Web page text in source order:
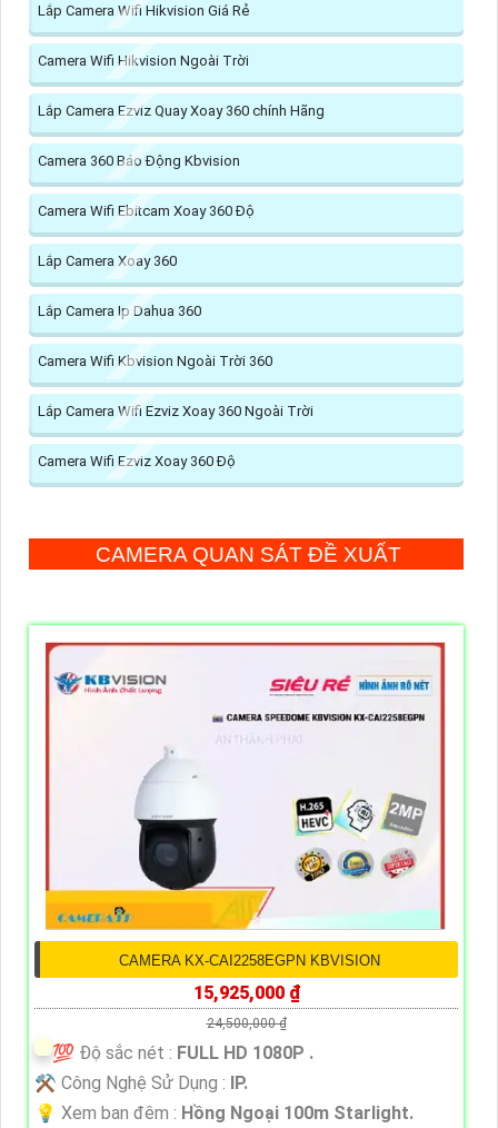
Lắp Camera Wifi Hikvision Giá Rẻ
Camera Wifi Hikvision Ngoài Trời
Lắp Camera Ezviz Quay Xoay 360 chính Hãng
Camera 360 Báo Động Kbvision
Camera Wifi Ebitcam Xoay 360 Độ
Lắp Camera Xoay 360
Lắp Camera Ip Dahua 360
Camera Wifi Kbvision Ngoài Trời 360
Lắp Camera Wifi Ezviz Xoay 360 Ngoài Trời
Camera Wifi Ezviz Xoay 360 Độ
CAMERA QUAN SÁT ĐỀ XUẤT
CAMERA KX-CAI2258EGPN KBVISION
15,925,000 ₫
24,500,000 ₫
💯 Độ sắc nét : FULL HD 1080P .
⚒ Công Nghệ Sử Dụng : IP.
💡 Xem ban đêm : Hồng Ngoại 100m Starlight.